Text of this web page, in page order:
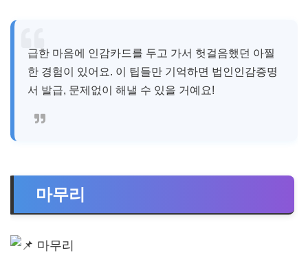
급한 마음에 인감카드를 두고 가서 헛걸음했던 아찔
한 경험이 있어요. 이 팁들만 기억하면 법인인감증명
서 발급, 문제없이 해낼 수 있을 거예요!
마무리